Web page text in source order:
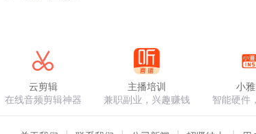
云剪辑
在线音频剪辑神器
主播培训
兼职副业，兴趣赚钱
小
智能硬件